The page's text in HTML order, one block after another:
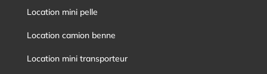
Location mini pelle
Location camion benne
Location mini transporteur